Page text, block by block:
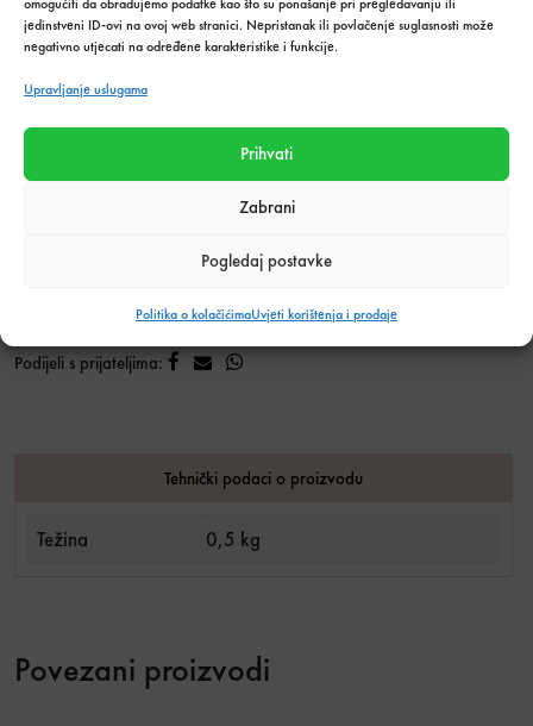
jedinstveni ID-ovi na ovoj web stranici. Nepristanak ili povlačenje suglasnosti može
negativno utjecati na određene karakteristike i funkcije.
Upravljanje uslugama
Prihvati
Zabrani
Pogledaj postavke
Politika o kolačićimaUvjeti korištenja i prodaje
lakoćom!
paketima:
Alati i pribor,Ličilački pribor,Ostalo
Podijeli s prijateljima:
Tehnički podaci o proizvodu
Težina 0,5 kg
Povezani proizvodi